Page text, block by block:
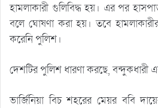
হামলাকারী গুলিবিদ্ধ হয়। এর পর
বলে ঘোষণা করা হয়। তবে
করেনি পুলিশ।
দেশটির পুলিশ ধারণা করছে, বন্দুকধারী
ভার্জিনিয়া বিচ শহরের মেয়র ববি